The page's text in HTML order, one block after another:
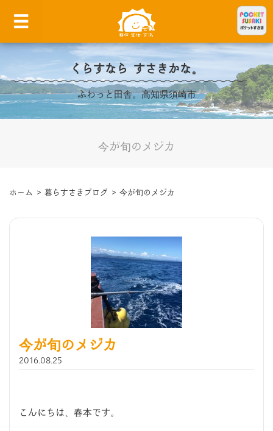
くらすなら すさきかな。
ふわっと田舎。高知県須崎市
今が旬のメジカ
ホーム > 暮らすさきブログ > 今が旬のメジカ
今が旬のメジカ
2016.08.25
こんにちは、春本です。